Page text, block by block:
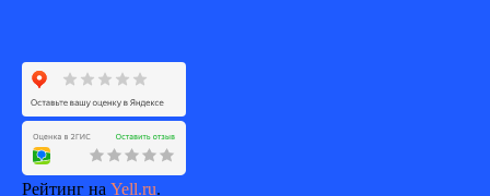
Рейтинг на Yell.ru.